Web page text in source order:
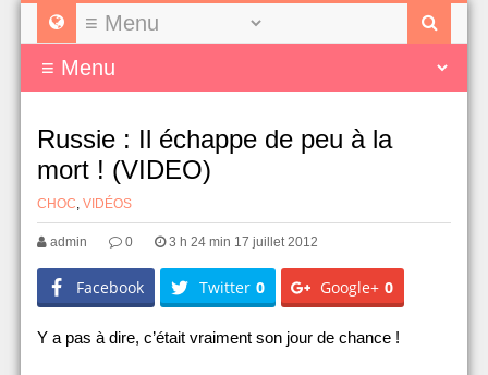
Russie : Il échappe de peu à la
mort ! (VIDEO)
CHOC, VIDÉOS
admin 0 3 h 24 min 17 juillet 2012
Facebook Twitter 0 Google+ 0
Y a pas à dire, c’était vraiment son jour de chance !